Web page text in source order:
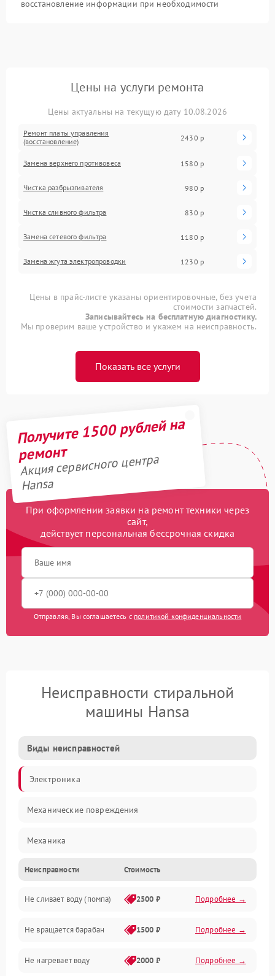
восстановление информации при необходимости
Цены на услуги ремонта
Цены актуальны на текущую дату 10.08.2026
Ремонт платы управления
(восстановление)
2430 р
Замена верхнего противовеса 1580 р
Чистка разбрызгивателя 980 р
Чистка сливного фильтра 830 р
Замена сетевого фильтра 1180 р
Замена жгута электропроводки 1230 р
Цены в прайс-листе указаны ориентировочные, без учета
стоимости запчастей.
Записывайтесь на бесплатную диагностику.
Мы проверим ваше устройство и укажем на неисправность.
Показать все услуги
Получите 1500 рублей на
ремонт
Акция сервисного центра
Hansa
При оформлении заявки на ремонт техники через
сайт,
действует персональная бессрочная скидка
Отправляя, Вы соглашаетесь с политикой конфиденциальности
Неисправности стиральной
машины Hansa
Виды неисправностей
Электроника
Механические повреждения
Механика
Электропитание
Водоснабжение
Слив
Программное обеспечение
Неисправности Стоимость
Не сливает воду (помпа) 2500 ₽ Подробнее →
Не вращается барабан 1500 ₽ Подробнее →
Не нагревает воду 2000 ₽ Подробнее →